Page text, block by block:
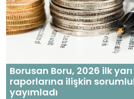
Borusan Boru, 2026 ilk
raporlarına ilişkin
yayımladı